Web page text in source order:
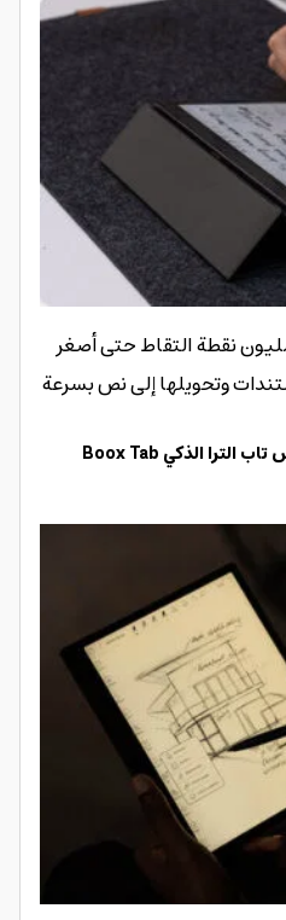
مزودًا بكاميرا تظهر 16 مليون نقطة التقاط حتى أصغر
وتحويلها إلى نص بسرعة
نظام تشغيل جهاز تابلت بوكس تاب الترا الذكي Boox Tab